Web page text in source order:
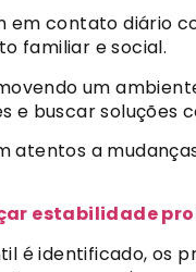
em contato diário
familiar e social.
um
e buscar soluções
atentos a
estabilidade
é identificado,